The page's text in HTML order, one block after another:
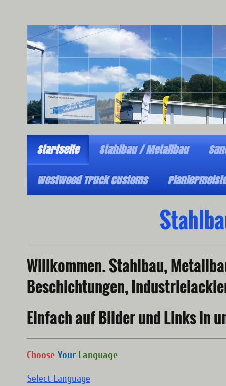
Startseite Stahlbau / Metallbau
Westwood Truck Customs
Willkommen. Stahlbau,
Beschichtungen,
Einfach auf Bilder und Links in
Choose Your Language
Select Language